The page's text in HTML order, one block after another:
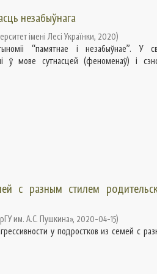
незабыўнага
імені Лесі Українки, 2020)
“памятнае і незабыўнае”. У
ў мове сутнасцей (феноменаў) і
с разным стилем
им. А.С. Пушкина», 2020-04-15)
у подростков из семей с